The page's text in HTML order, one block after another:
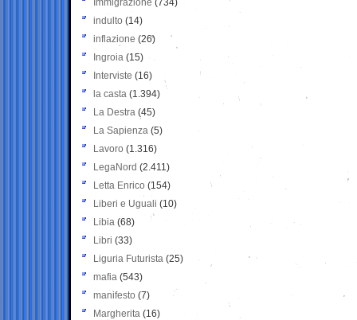
Immigrazione (734)
indulto (14)
inflazione (26)
Ingroia (15)
Interviste (16)
la casta (1.394)
La Destra (45)
La Sapienza (5)
Lavoro (1.316)
LegaNord (2.411)
Letta Enrico (154)
Liberi e Uguali (10)
Libia (68)
Libri (33)
Liguria Futurista (25)
mafia (543)
manifesto (7)
Margherita (16)